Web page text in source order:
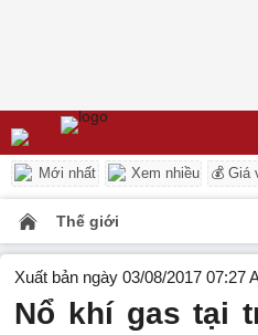
Mới nhất Xem nhiều 💰 Giá
Thế giới
Xuất bản ngày 03/08/2017 07:27
Nổ khí gas tại